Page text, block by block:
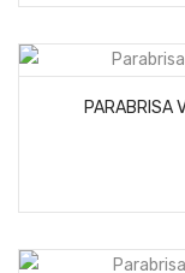
PARABRISA